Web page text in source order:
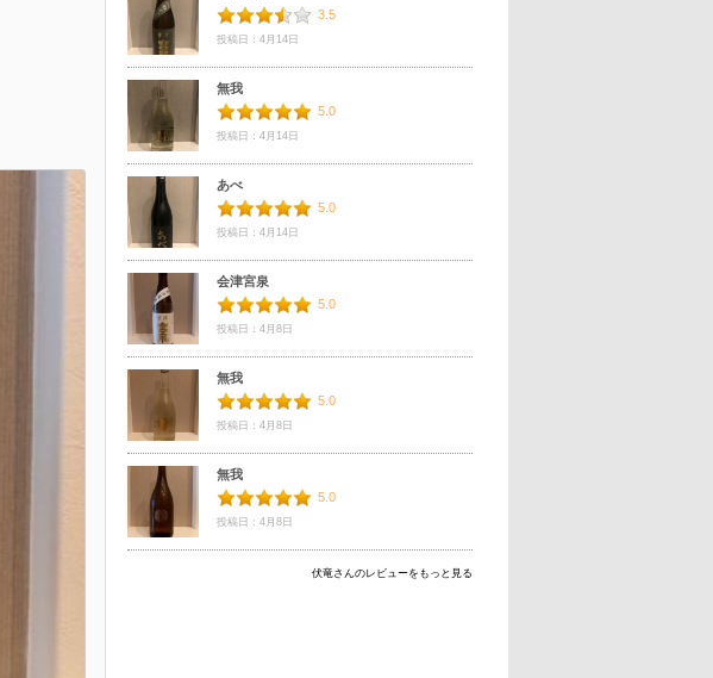
3.5
投稿日：4月14日
無我
5.0
投稿日：4月14日
あべ
5.0
投稿日：4月14日
会津宮泉
5.0
投稿日：4月8日
無我
5.0
投稿日：4月8日
無我
5.0
投稿日：4月8日
伏竜さんのレビューをもっと見る